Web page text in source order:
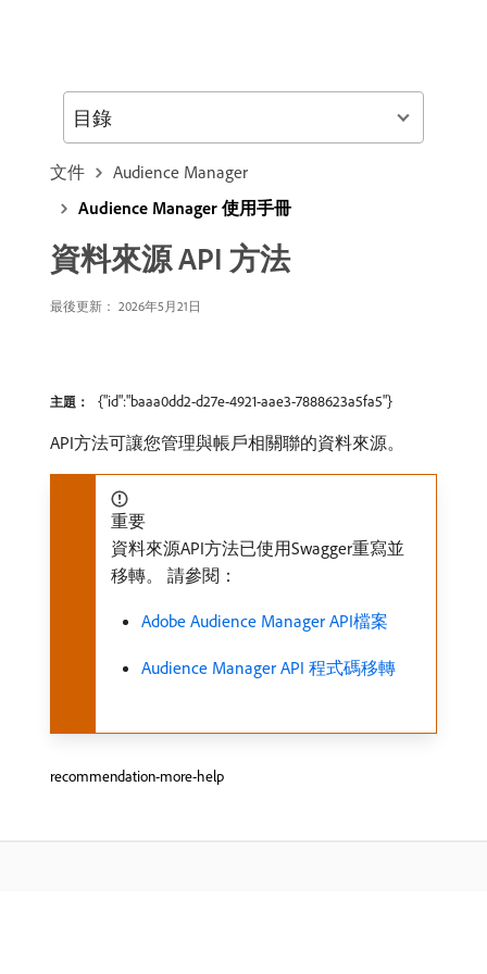
文件
Audience Manager
Audience Manager 使用手冊
資料來源 API 方法
最後更新： 2026年5月21日
主題： {"id":"baaa0dd2-d27e-4921-aae3-7888623a5fa5"}
API方法可讓您管理與帳戶相關聯的資料來源。
重要
資料來源API方法已使用Swagger重寫並
移轉。 請參閱：
Adobe Audience Manager API檔案
Audience Manager API 程式碼移轉
recommendation-more-help
目錄